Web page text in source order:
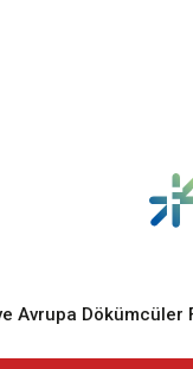
Avrupa Dökümcüler